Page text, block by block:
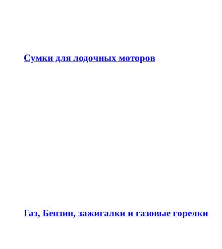
Сумки для лодочных моторов
Газ, Бензин, зажигалки и газовые горелки